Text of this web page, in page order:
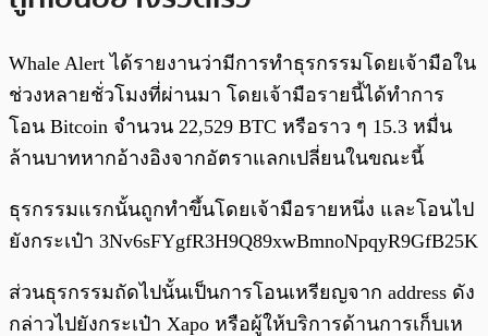
Whale Alert ได้รายงานว่ามีการทำธุรกรรมโดยเจ้ามือใน
ช่วงหลายชั่วโมงที่ผ่านมา โดยเจ้ามือรายนี้ได้ทำการ
โอน Bitcoin จำนวน 22,529 BTC หรือราว ๆ 15.3 หมื่น
ล้านบาทหากอ้างอิงจากอัตราแลกเปลี่ยนในขณะนี้
ธุรกรรมแรกนั้นถูกทำขึ้นโดยเจ้ามือรายหนึ่ง และโอนไป
ยังกระเป๋า 3Nv6sFYgfR3H9Q89xwBmnoNpqyR9GfB25K
ส่วนธุรกรรมถัดไปนั้นเป็นการโอนเหรียญจาก address ดัง
กล่าวไปยังกระเป๋า Xapo หรือผู้ให้บริการด้านการเก็บเห